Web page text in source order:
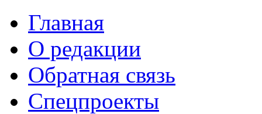
Главная
О редакции
Обратная связь
Спецпроекты